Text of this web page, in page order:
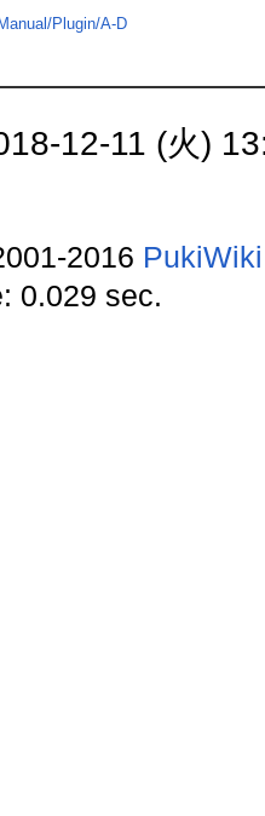
Plugin/A-D
12-11 (火)
2016
0.029 sec.